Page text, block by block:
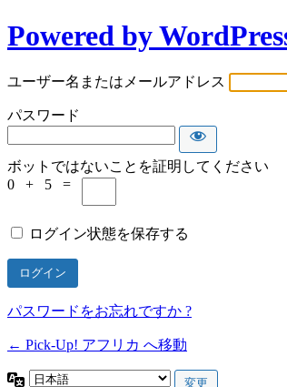
ロ
グ
イ
ン
Powered by
ユーザー名またはメールアドレス
パスワード
ボットではないことを証明してください
0 + 5 =
ログイン状態を保存する
パスワードをお忘れですか ?
← Pick-Up! アフリカ へ移動
言